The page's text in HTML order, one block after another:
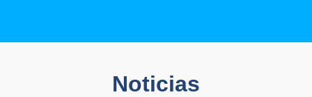
Noticias